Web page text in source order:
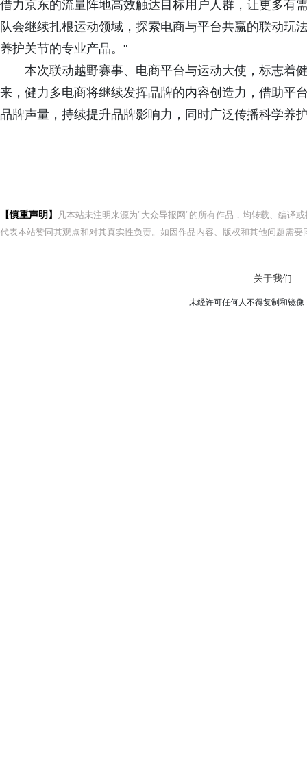
借力京东的流量阵地高效触达目标用户人群，让更多有
队会继续扎根运动领域，探索电商与平台共赢的联动玩
养护关节的专业产品。"
本次联动越野赛事、电商平台与运动大使，标志着
来，健力多电商将继续发挥品牌的内容创造力，借助平
品牌声量，持续提升品牌影响力，同时广泛传播科学养
【慎重声明】
凡本站未注明来源为"大众导报网"的所有作品，均转载、编译
代表本站赞同其观点和对其真实性负责。如因作品内容、版权和其他问题需
关于我们
未经许可任何人不得复制和镜